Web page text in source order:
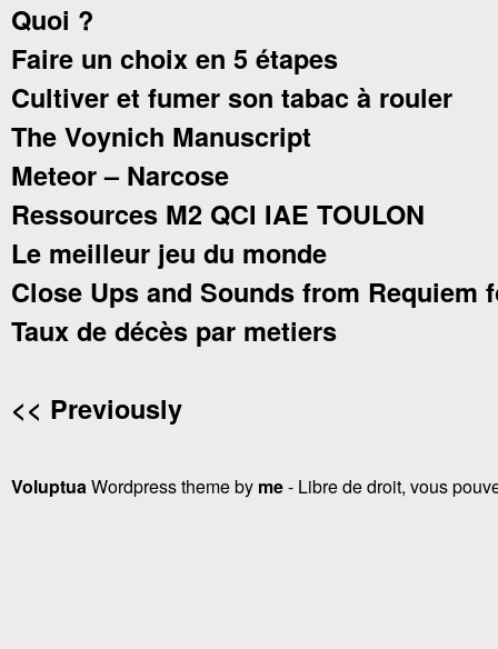
Quoi ?
Faire un choix en 5 étapes
Cultiver et fumer son tabac à rouler
The Voynich Manuscript
Meteor – Narcose
Ressources M2 QCI IAE TOULON
Le meilleur jeu du monde
Close Ups and Sounds from Requiem
Taux de décès par metiers
<< Previously
VoluptuaWordpress theme by me- Libre de droit, vous